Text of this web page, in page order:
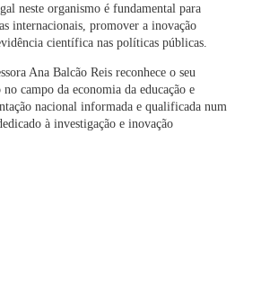
neste organismo é fundamental para
internacionais, promover a inovação
científica nas políticas públicas.
Ana Balcão Reis reconhece o seu
campo da economia da educação e
nacional informada e qualificada num
à investigação e inovação